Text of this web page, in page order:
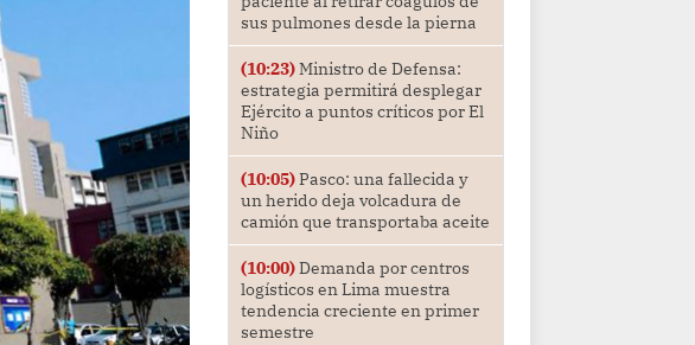
sus pulmones desde la pierna
(10:23)Ministro de Defensa:
estrategia permitirá desplegar
Ejército a puntos críticos por El
Niño
(10:05)Pasco: una fallecida y
un herido deja volcadura de
camión que transportaba aceite
(10:00)Demanda por centros
logísticos en Lima muestra
tendencia creciente en primer
semestre